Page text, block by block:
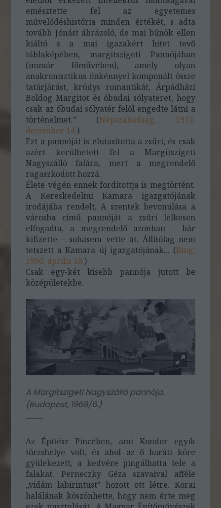
emésztette fel az egyetemes
művelődéshistória minden értékét, s adta
tovább Jónást ábrázoló, de mai bűnök ellen
kiáltó s a mai igazakért hitet tevő
táblaképében, margitszigeti Pannójában
(immár főművében), amely olyan
anakronisztikus önkénnyel komponált össze
tatárjárást, krúdys romantikát, Árpádházi
Boldog Margitot és óbudai sólyateret, hogy
csak az óbudai sólyatér felől engedte látni a
történelmet.” (Népszabadság, 1972.
december 14.)
Ezt a pannóját is elutasította a zsűri, és csak
azért kerülhetett fel a Margitszigeti
Nagyszálló falára, mert a megrendelő
ragaszkodott hozzá.
Élete végén ennek fordítottja is megtörtént.
A Kereskedelmi Kamara igazgatójának
irodájába rendelt, A szentek bevonulása a
városba című pannóját a zsűri lelkesen
elfogadta, a megrendelő azonban – bár
kifizette – sohasem vette át. Állítólag nem
tetszett a Kamara új igazgatójának... (Ring,
1990. április 18.)
Csak egy-két kisebb pannója jutott be
középületekbe.
A Margitszigeti Nagyszálló pannója.
(Budapest, 1968/6.)
Az Építész Pincében, ami Kondor egyik
törzshelye volt, és ahol az ő baráti köre
gyülekezett, a kedvére pingálhatta tele a
falakat. Perneczky Géza szavaival afféle
„vidám labirintust” hozott ott létre. Korai
halálának köszönhette, hogy nem érte meg